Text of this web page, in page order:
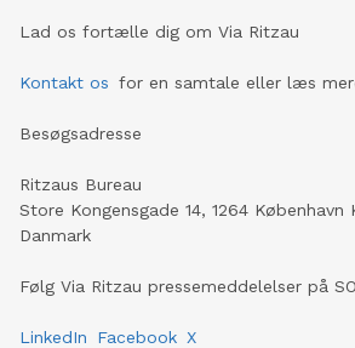
Lad os fortælle dig om Via Ritzau
Kontakt os for en samtale eller læs
Besøgsadresse
Ritzaus Bureau
Store Kongensgade 14, 1264 København
Danmark
Følg Via Ritzau pressemeddelelser på
LinkedIn Facebook X